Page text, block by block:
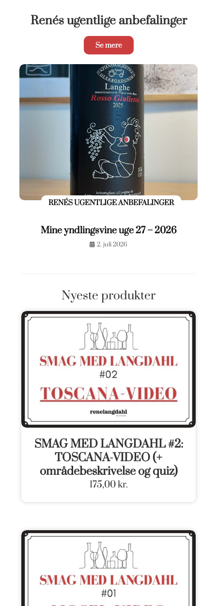
Renés ugentlige anbefalinger
Se mere
RENÉS UGENTLIGE ANBEFALINGER
Mine yndlingsvine uge 27 – 2026
2. juli 2026
Nyeste produkter
SMAG MED LANGDAHL #2:
TOSCANA-VIDEO (+
områdebeskrivelse og quiz)
175,00kr.